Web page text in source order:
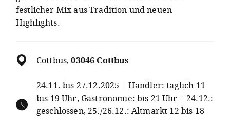
festlicher Mix aus Tradition und neuen
Highlights.
Cottbus,03046 Cottbus
24.11. bis 27.12.2025 | Händler: täglich 11
bis 19 Uhr, Gastronomie: bis 21 Uhr | 24.12.:
geschlossen, 25./26.12.: Altmarkt 12 bis 18